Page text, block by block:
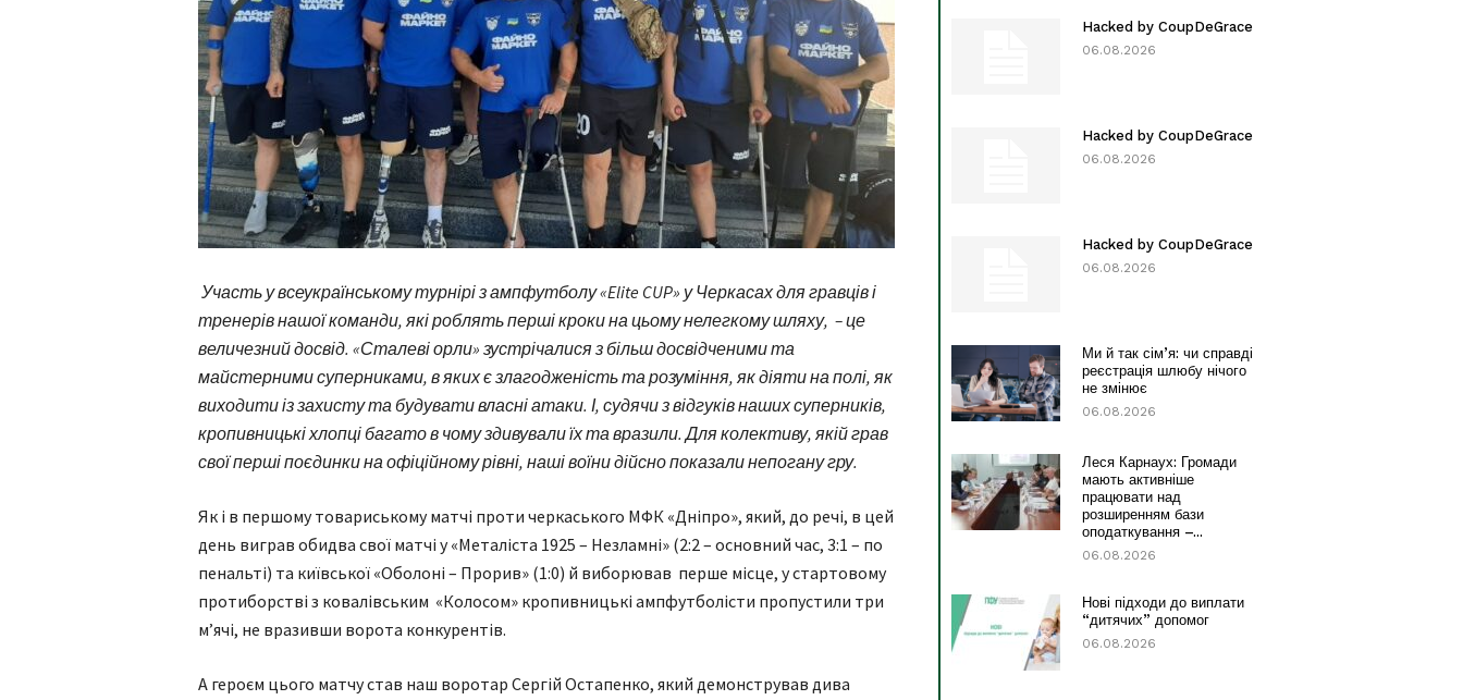
Участь у всеукраїнському турнірі з ампфутболу «Elite CUP» у Черкасах для гравців і
тренерів нашої команди, які роблять перші кроки на цьому нелегкому шляху, – це
величезний досвід. «Сталеві орли» зустрічалися з більш досвідченими та
майстерними суперниками, в яких є злагодженість та розуміння, як діяти на полі, як
виходити із захисту та будувати власні атаки. І, судячи з відгуків наших суперників,
кропивницькі хлопці багато в чому здивували їх та вразили. Для колективу, якій грав
свої перші поєдинки на офіційному рівні, наші воїни дійсно показали непогану гру.
Як і в першому товариському матчі проти черкаського МФК «Дніпро», який, до речі, в цей
день виграв обидва свої матчі у «Металіста 1925 – Незламні» (2:2 – основний час, 3:1 – по
пенальті) та київської «Оболоні – Прорив» (1:0) й виборював перше місце, у стартовому
протиборстві з ковалівським «Колосом» кропивницькі ампфутболісти пропустили три
м’ячі, не вразивши ворота конкурентів.
А героєм цього матчу став наш воротар Сергій Остапенко, який демонстрував дива
Hacked by CoupDeGrace
06.08.2026
Hacked by CoupDeGrace
06.08.2026
Hacked by CoupDeGrace
06.08.2026
Ми й так сім’я: чи справді
реєстрація шлюбу нічого
не змінює
06.08.2026
Леся Карнаух: Громади
мають активніше
працювати над
розширенням бази
оподаткування –...
06.08.2026
Нові підходи до виплати
“дитячих” допомог
06.08.2026